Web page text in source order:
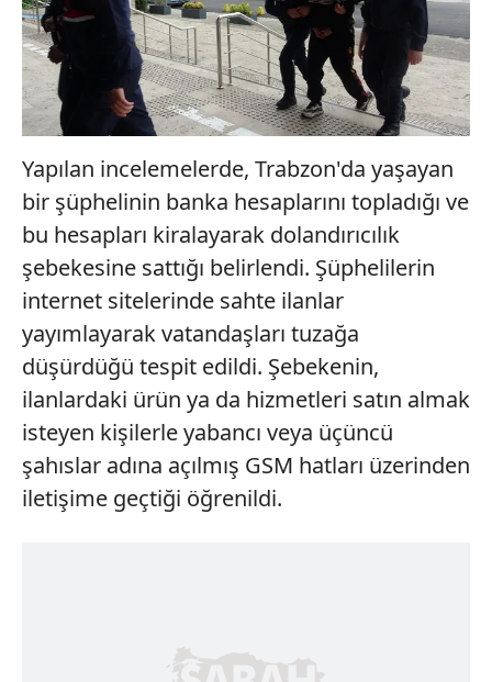
Yapılan incelemelerde, Trabzon'da yaşayan
bir şüphelinin banka hesaplarını topladığı ve
bu hesapları kiralayarak dolandırıcılık
şebekesine sattığı belirlendi. Şüphelilerin
internet sitelerinde sahte ilanlar
yayımlayarak vatandaşları tuzağa
düşürdüğü tespit edildi. Şebekenin,
ilanlardaki ürün ya da hizmetleri satın almak
isteyen kişilerle yabancı veya üçüncü
şahıslar adına açılmış GSM hatları üzerinden
iletişime geçtiği öğrenildi.